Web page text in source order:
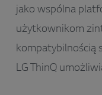
jako wspólna
użytkownikom
kompatybilnością
LG ThinQ